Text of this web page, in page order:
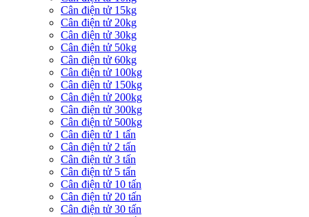
Cân điện tử 15kg
Cân điện tử 20kg
Cân điện tử 30kg
Cân điện tử 50kg
Cân điện tử 60kg
Cân điện tử 100kg
Cân điện tử 150kg
Cân điện tử 200kg
Cân điện tử 300kg
Cân điện tử 500kg
Cân điện tử 1 tấn
Cân điện tử 2 tấn
Cân điện tử 3 tấn
Cân điện tử 5 tấn
Cân điện tử 10 tấn
Cân điện tử 20 tấn
Cân điện tử 30 tấn